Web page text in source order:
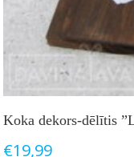
Koka dekors-dēlītis
€19,99